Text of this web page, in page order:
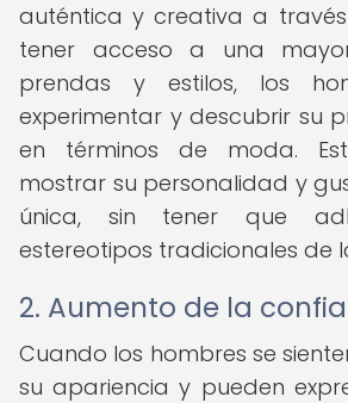
auténtica y creativa a
tener acceso a una
prendas y estilos, los
experimentar y descubrir su
en términos de moda.
mostrar su personalidad y
única, sin tener que
estereotipos tradicionales de
2. Aumento de la
Cuando los hombres se
su apariencia y pueden